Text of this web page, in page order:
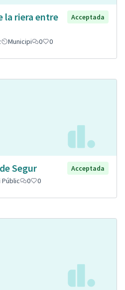
la riera entre
Acceptada
Municipi 0 0
Segur
Acceptada
Públic 0 0